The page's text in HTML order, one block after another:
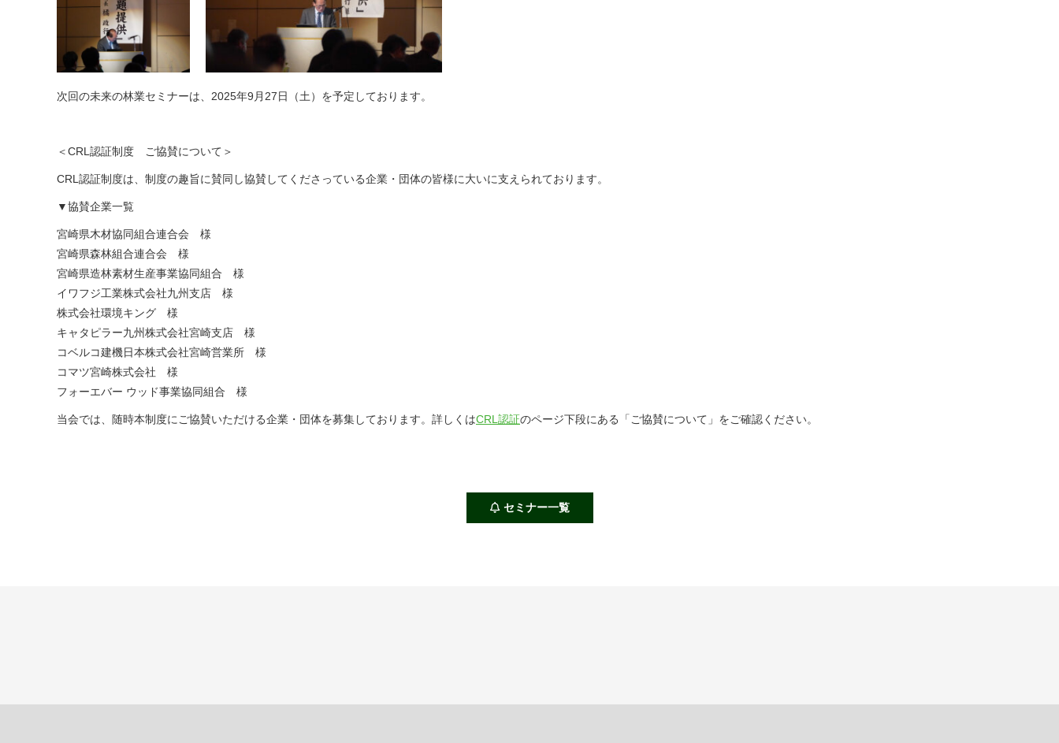
次回の未来の林業セミナーは、2025年9月27日（土）を予定しております。
＜CRL認証制度 ご協賛について＞
CRL認証制度は、制度の趣旨に賛同し協賛してくださっている企業・団体の皆様に大いに支えられております。
▼協賛企業一覧
宮崎県⽊材協同組合連合会 様
宮崎県森林組合連合会 様
宮崎県造林素材生産事業協同組合 様
イワフジ工業株式会社九州⽀店 様
株式会社環境キング 様
キャタピラー九州株式会社宮崎支店 様
コベルコ建機日本株式会社宮崎営業所 様
コマツ宮崎株式会社 様
フォーエバー ウッド事業協同組合 様
当会では、随時本制度にご協賛いただける企業・団体を募集しております。詳しくはCRL認証のページ下段にある「ご協賛について」をご確認ください。
セミナー一覧